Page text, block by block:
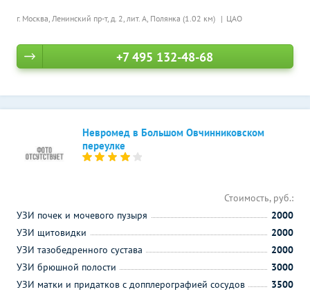
г. Москва, Ленинский пр-т, д. 2, лит. А, Полянка (1.02 км) ЦАО
+7 495 132-48-68
Невромед в Большом Овчинниковском
переулке
Стоимость, руб.:
УЗИ почек и мочевого пузыря
2000
УЗИ щитовидки
2000
УЗИ тазобедренного сустава
2000
УЗИ брюшной полости
3000
УЗИ матки и придатков с допплерографией сосудов
3500